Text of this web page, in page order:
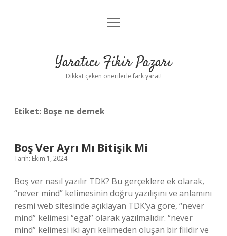
Anasayfa
Yasal Uyarı
menüyü
Yaratıcı Fikir Pazarı
Dikkat çeken önerilerle fark yarat!
Etiket: Boşe ne demek
Boş Ver Ayrı Mı Bitişik Mi
Tarih: Ekim 1, 2024
Boş ver nasıl yazılır TDK? Bu gerçeklere ek olarak,
“never mind” kelimesinin doğru yazılışını ve anlamını
resmi web sitesinde açıklayan TDK’ya göre, “never
mind” kelimesi “egal” olarak yazılmalıdır. “never
mind” kelimesi iki ayrı kelimeden oluşan bir fiildir ve